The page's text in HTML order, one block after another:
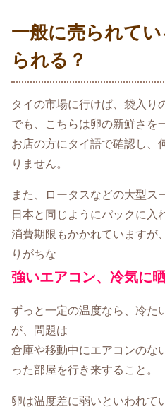
一般に売られて
られる？
タイの市場に行けば、袋入り
でも、こちらは卵の新鮮さを
お店の方にタイ語で確認し、
りません。
また、ロータスなどの大型ス
日本と同じようにパックに入
消費期限もかかれていますが
りがちな
強いエアコン、冷気に
ずっと一定の温度なら、冷た
が、問題は
倉庫や移動中にエアコンのな
った部屋を行き来すること。
卵は温度差に弱いといわれて